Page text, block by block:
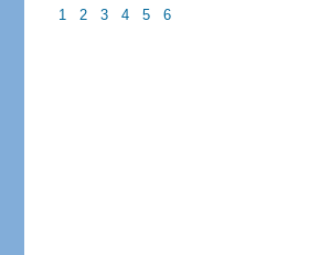
1 2 3 4 5 6